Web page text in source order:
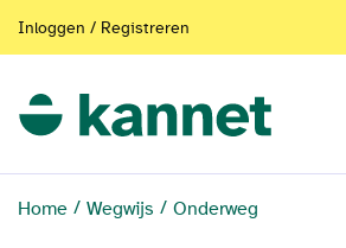
Inloggen / Registreren
Home Wegwijs Onderweg